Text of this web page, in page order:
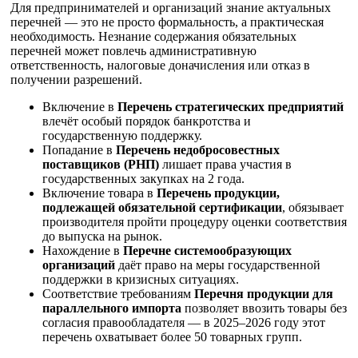
Для предпринимателей и организаций знание актуальных
перечней — это не просто формальность, а практическая
необходимость. Незнание содержания обязательных
перечней может повлечь административную
ответственность, налоговые доначисления или отказ в
получении разрешений.
Включение в Перечень стратегических предприятий
влечёт особый порядок банкротства и
государственную поддержку.
Попадание в Перечень недобросовестных
поставщиков (РНП) лишает права участия в
государственных закупках на 2 года.
Включение товара в Перечень продукции,
подлежащей обязательной сертификации, обязывает
производителя пройти процедуру оценки соответствия
до выпуска на рынок.
Нахождение в Перечне системообразующих
организаций даёт право на меры государственной
поддержки в кризисных ситуациях.
Соответствие требованиям Перечня продукции для
параллельного импорта позволяет ввозить товары без
согласия правообладателя — в 2025–2026 году этот
перечень охватывает более 50 товарных групп.